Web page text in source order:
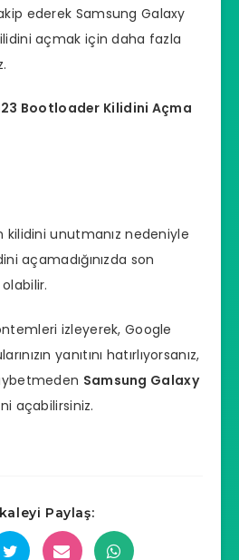
ederek Samsung Galaxy
açmak için daha fazla
Bootloader Kilidini Açma
kilidini unutmanız nedeniyle
açamadığınızda son
izleyerek, Google
yanıtını hatırlıyorsanız,
Samsung Galaxy
açabilirsiniz.
Paylaş: